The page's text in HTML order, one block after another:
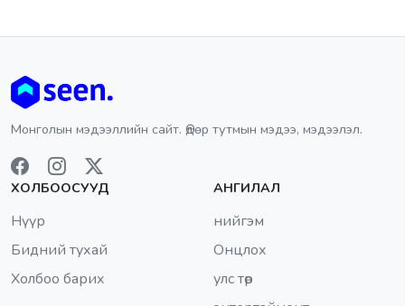
Монголын мэдээллийн сайт. Өдөр тутмын мэдээ, мэдээлэл.
ХОЛБООСУУД
Нүүр
Бидний тухай
Холбоо барих
АНГИЛАЛ
нийгэм
Онцлох
улс төр